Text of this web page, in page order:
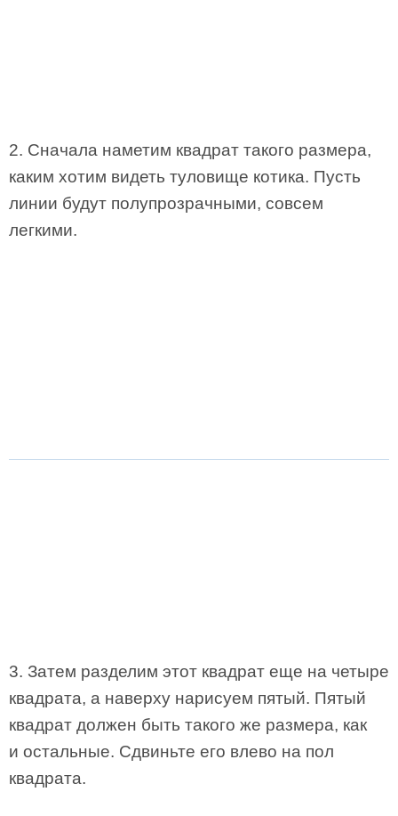
2. Сначала наметим квадрат такого размера,
каким хотим видеть туловище котика. Пусть
линии будут полупрозрачными, совсем
легкими.
3. Затем разделим этот квадрат еще на четыре
квадрата, а наверху нарисуем пятый. Пятый
квадрат должен быть такого же размера, как
и остальные. Сдвиньте его влево на пол
квадрата.